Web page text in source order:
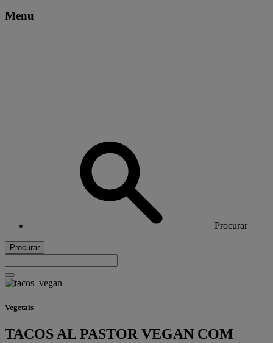
Menu
Procurar
Procurar
Vegetais
TACOS AL PASTOR VEGAN COM